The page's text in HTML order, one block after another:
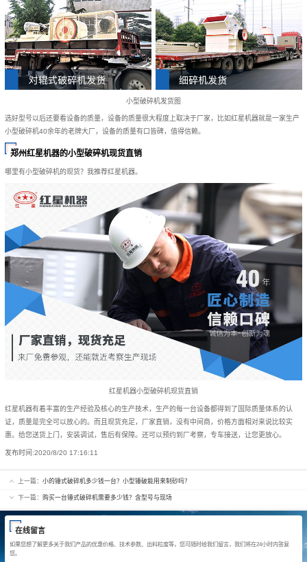
小型破碎机发货图
选好型号以后还要看设备的质量，设备的质量很大程度上取决于厂家，比如红星机器就是一家生产
小型破碎机40余年的老牌大厂，设备的质量有口皆碑，值得信赖。
郑州红星机器的小型破碎机现货直销
哪里有小型破碎机的现货？我推荐红星机器。
红星机器小型破碎机现货直销
红星机器有着丰富的生产经验及核心的生产技术，生产的每一台设备都得到了国际质量体系的认
证，质量是完全可以放心的。而且现货充足，厂家直销，没有中间商，价格方面相对来说比较实
惠。给您送货上门，安装调试，售后有保障。还可以预约到厂考察，专车接送，让您更放心。
发布时间:2020/8/20 17:16:11
上一篇：小的锤式破碎机多少钱一台？小型锤破能用来制砂吗？
下一篇：购买一台锤式破碎机需要多少钱？含型号与现场
在线留言
如果您想了解更多关于我们产品的优惠价格、技术参数、出料粒度等，您可随时给我们留言，我们将在24小时内答复
您。